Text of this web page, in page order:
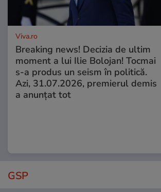
Viva.ro
Breaking news! Decizia de ultim
moment a lui Ilie Bolojan! Tocmai
s-a produs un seism în politică.
Azi, 31.07.2026, premierul demis
a anunțat tot
GSP